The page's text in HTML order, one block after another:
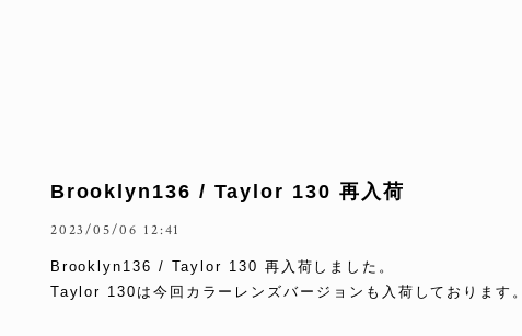
Brooklyn136 / Taylor 130 再入荷
2023/05/06 12:41
Brooklyn136 / Taylor 130 再入荷しました。
Taylor 130は今回カラーレンズバージョンも入荷しております。